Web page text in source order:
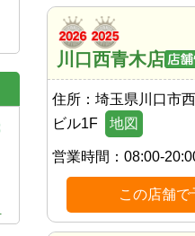
川口西青木店
住所： 埼玉県川口市
ビル1F
地図
営業時間： 08:00-
この店舗で